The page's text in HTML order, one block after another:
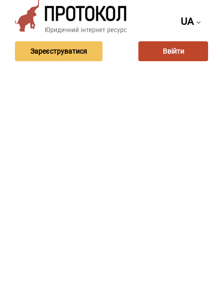
UA
Зареєструватися Ввійти